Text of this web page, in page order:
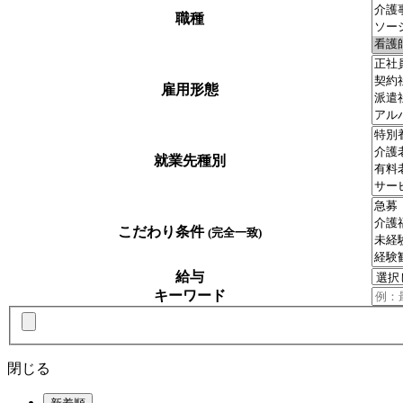
職種
雇用形態
就業先種別
こだわり条件 (完全一致)
給与
キーワード
閉じる